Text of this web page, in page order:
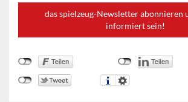
das spielzeug-Newsletter abonnieren
informiert sein!